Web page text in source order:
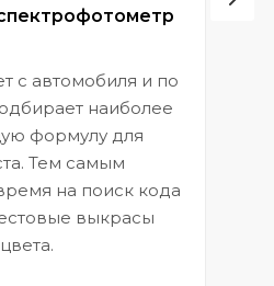
с автомобиля и по
наиболее
формулу для
Тем самым
на поиск кода
выкрасы
цвета.